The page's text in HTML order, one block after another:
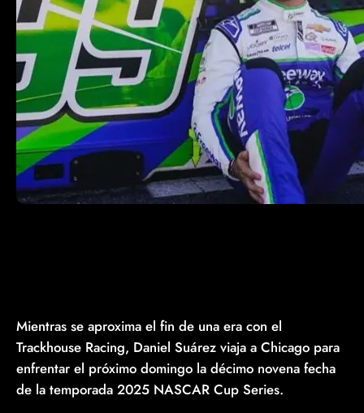
Mientras se aproxima el fin de una era con el
Trackhouse Racing, Daniel Suárez viaja a Chicago para
enfrentar el próximo domingo la décimo novena fecha
de la temporada 2025 NASCAR Cup Series.